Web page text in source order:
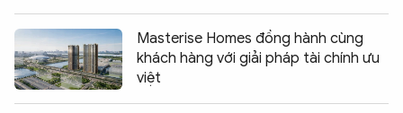
Masterise Homes đồng hành cùng
khách hàng với giải pháp tài chính ưu
việt